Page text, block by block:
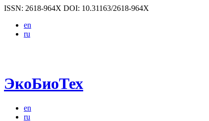
ISSN: 2618-964X DOI: 10.31163/2618-964X
en
ru
ЭкоБиоТех
en
ru